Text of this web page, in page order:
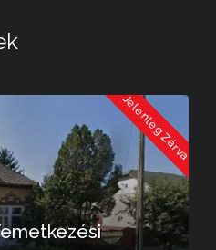
Jelenleg Zárva